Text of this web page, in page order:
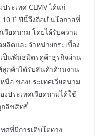
ะเทศ CLMV ได้แก่
ปี ปีนี้จึงถือเป็นโอกาสที่
วียดนาม โดยได้รับความ
ลิตและจำหน่ายกระเบื้อง
ป็นพันธมิตรคู่ค้าธุรกิจผ่าน
ลูกค้าได้รับสินค้าด้านงาน
นือ ของประเทศเวียดนาม
ประเทศเวียดนามได้ใช้
กลิขสิทธิ์
มีการเติบโตทาง